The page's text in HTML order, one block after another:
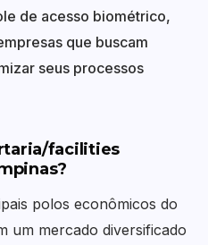
de acesso biométrico,
que buscam
seus processos
facilities
polos econômicos do
um mercado diversificado